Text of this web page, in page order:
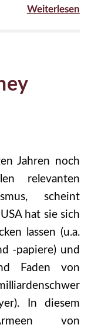
Weiterlesen
Jahren noch
relevanten
scheint
hat sie sich
lassen (u.a.
-papiere) und
Faden von
In diesem
von